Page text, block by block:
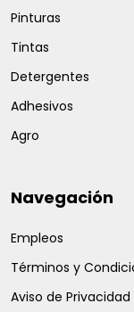
Pinturas
Tintas
Detergentes
Adhesivos
Agro
Navegación
Empleos
Términos y
Aviso de Privacidad